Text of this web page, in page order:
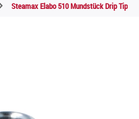
Steamax Elabo 510 Mundstück Drip Tip